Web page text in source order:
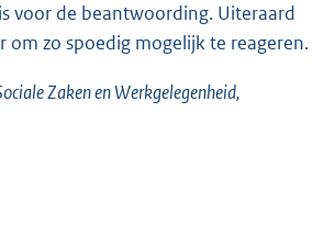
voor de beantwoording. Uiteraard
om zo spoedig mogelijk te reageren.
Zaken en Werkgelegenheid,